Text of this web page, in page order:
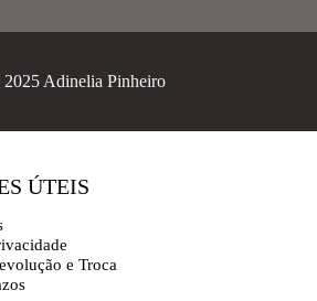
2025 Adinelia Pinheiro
ÚTEIS
e Troca